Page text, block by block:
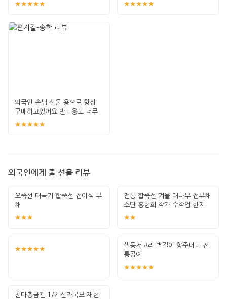
★★★★★
★★★★★
외국인 손님 선물 용으로 항상
구매하고있어요 반ㄴ응도 너무
좋구요!!
★★★★★
외국인에게 줄 선물 리뷰
오죽선 태극기 합죽선 접이식 부
채
★★★
전통 합죽선 겨울 대나무 접부채
소단 홍현희 작가 수작업 한지
그림 고급
★★
★★★★★
색동저고리 벽걸이 향주머니 전
통공예
★★★★★
천마총금관 1/2 신라국보 재현